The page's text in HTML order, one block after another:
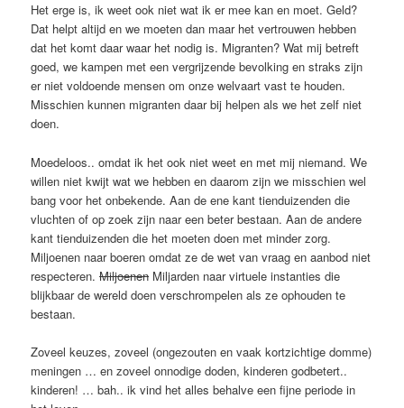
Het erge is, ik weet ook niet wat ik er mee kan en moet. Geld?
Dat helpt altijd en we moeten dan maar het vertrouwen hebben
dat het komt daar waar het nodig is. Migranten? Wat mij betreft
goed, we kampen met een vergrijzende bevolking en straks zijn
er niet voldoende mensen om onze welvaart vast te houden.
Misschien kunnen migranten daar bij helpen als we het zelf niet
doen.
Moedeloos.. omdat ik het ook niet weet en met mij niemand. We
willen niet kwijt wat we hebben en daarom zijn we misschien wel
bang voor het onbekende. Aan de ene kant tienduizenden die
vluchten of op zoek zijn naar een beter bestaan. Aan de andere
kant tienduizenden die het moeten doen met minder zorg.
Miljoenen naar boeren omdat ze de wet van vraag en aanbod niet
respecteren.Miljoenen Miljarden naar virtuele instanties die
blijkbaar de wereld doen verschrompelen als ze ophouden te
bestaan.
Zoveel keuzes, zoveel (ongezouten en vaak kortzichtige domme)
meningen … en zoveel onnodige doden, kinderen godbetert..
kinderen! … bah.. ik vind het alles behalve een fijne periode in